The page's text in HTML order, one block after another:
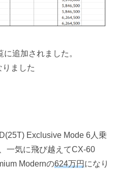
追加されました。
りました
Exclusive Mode 6人乗
一気に飛び越えてCX-60
Modernの624万円になり